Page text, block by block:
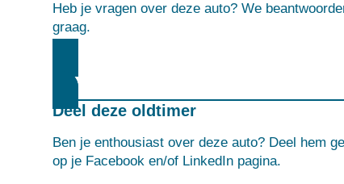
Heb je vragen over deze auto? We
graag.
Deel deze oldtimer
Ben je enthousiast over deze auto? Deel hem
op je Facebook en/of LinkedIn pagina.